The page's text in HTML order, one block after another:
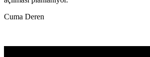
Cuma Deren